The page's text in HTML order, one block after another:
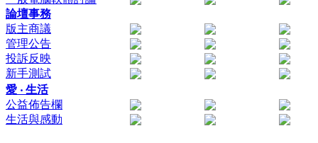
論壇事務
版主商議
管理公告
投訴反映
新手測試
愛 ‧ 生活
公益佈告欄
生活與感動